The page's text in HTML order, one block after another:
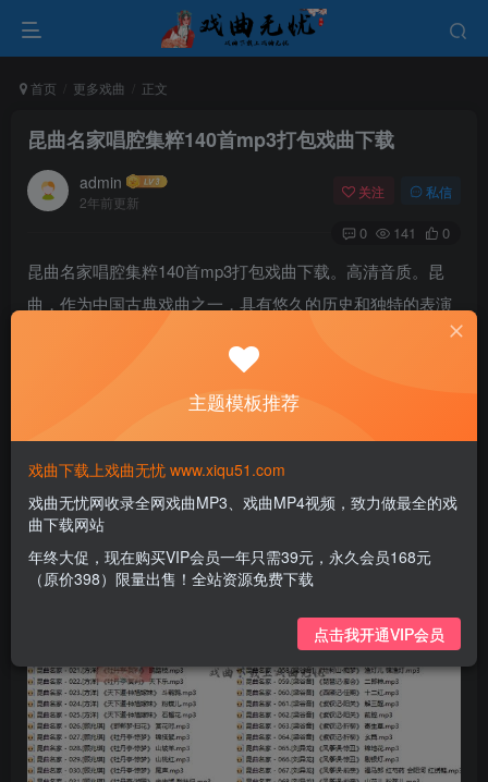
首页 更多戏曲 正文
昆曲名家唱腔集粹140首mp3打包戏曲下载
admin
2年前更新
关注 私信
0 141 0
昆曲名家唱腔集粹140首mp3打包戏曲下载。高清音质。昆
曲，作为中国古典戏曲之一，具有悠久的历史和独特的表演
特点。它起源于中国南方，发展于苏州地区，是中国传统戏
曲中的一朵奇葩，因其细腻的表演、精湛的唱腔和深厚的文
主题模板推荐
戏曲下载上戏曲无忧 www.xiqu51.com
戏曲无忧网收录全网戏曲MP3、戏曲MP4视频，致力做最全的戏
曲下载网站
年终大促，现在购买VIP会员一年只需39元，永久会员168元
（原价398）限量出售！全站资源免费下载
点击我开通VIP会员